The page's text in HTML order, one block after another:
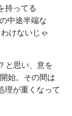
持ってる
中途半端な
けないじゃ
と思い、意を
始。その間は
理が重くなって